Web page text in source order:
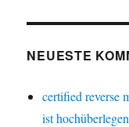
NEUESTE
certified reverse
ist